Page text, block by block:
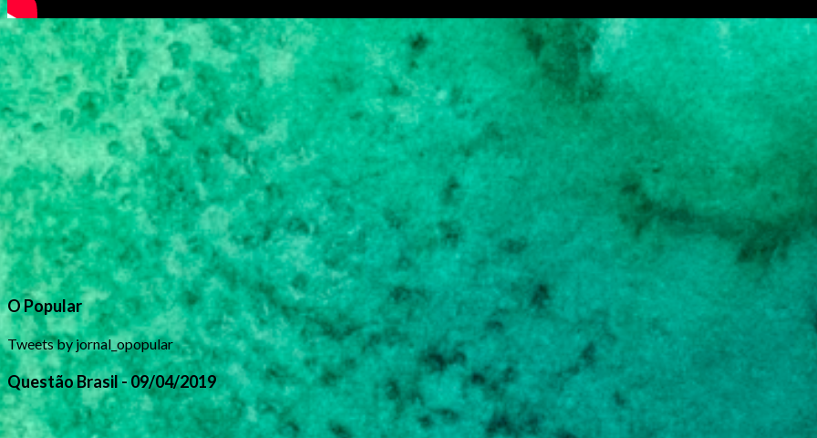
O Popular
Tweets by jornal_opopular
Questão Brasil - 09/04/2019